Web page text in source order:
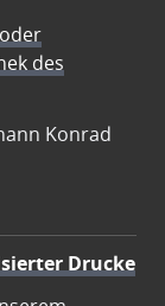
des
Konrad
Drucke